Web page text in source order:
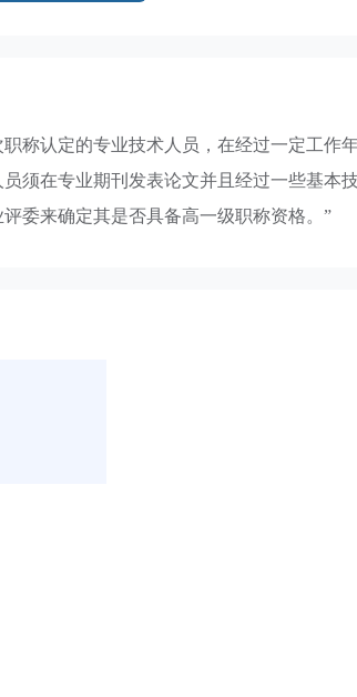
称认定的专业技术人员，在经过一定工作
须在专业期刊发表论文并且经过一些基本
委来确定其是否具备高一级职称资格。”